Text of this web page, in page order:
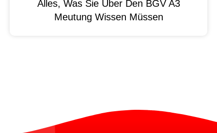
Alles, Was Sie Über Den BGV A3
Meutung Wissen Müssen